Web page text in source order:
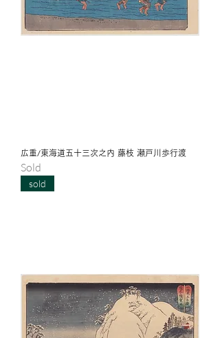
広重/東海道五十三次之内 藤枝 瀬戸川歩行渡
Sold
sold